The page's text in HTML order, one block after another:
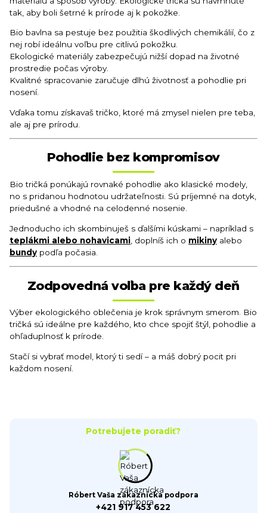
tak, aby boli šetrné k prírode aj k pokožke.
Bio bavlna sa pestuje bez použitia škodlivých chemikálií, čo z
nej robí ideálnu voľbu pre citlivú pokožku.
Ekologické materiály zabezpečujú nižší dopad na životné
prostredie počas výroby.
Kvalitné spracovanie zaručuje dlhú životnosť a pohodlie pri
nosení.
Vďaka tomu získavaš tričko, ktoré má zmysel nielen pre teba,
ale aj pre prírodu.
Pohodlie bez kompromisov
Bio tričká ponúkajú rovnaké pohodlie ako klasické modely,
no s pridanou hodnotou udržateľnosti. Sú príjemné na dotyk,
priedušné a vhodné na celodenné nosenie.
Jednoducho ich skombinuješ s ďalšími kúskami – napríklad s
teplákmi alebo nohavicami , doplníš ich o mikiny alebo
bundy podľa počasia.
Zodpovedná voľba pre každý deň
Výber ekologického oblečenia je krok správnym smerom. Bio
tričká sú ideálne pre každého, kto chce spojiť štýl, pohodlie a
ohľaduplnosť k prírode.
Stačí si vybrať model, ktorý ti sedí – a máš dobrý pocit pri
každom nosení.
Potrebujete poradiť?
Róbert Vaša zákaznícka podpora
+421 917 453 622